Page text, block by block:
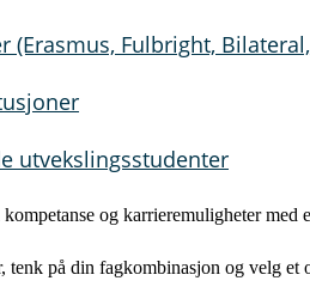
Fulbright,
utvekslingsstudenter
og karrieremuligheter
på din fagkombinasjon og velg et